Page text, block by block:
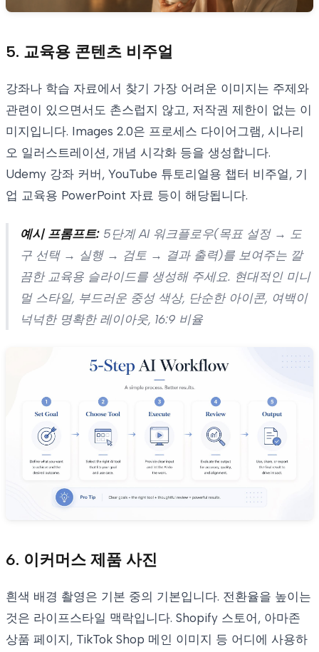
5. 교육용 콘텐츠 비주얼
강좌나 학습 자료에서 찾기 가장 어려운 이미지는 주제와
관련이 있으면서도 촌스럽지 않고, 저작권 제한이 없는 이
미지입니다. Images 2.0은 프로세스 다이어그램, 시나리
오 일러스트레이션, 개념 시각화 등을 생성합니다.
Udemy 강좌 커버, YouTube 튜토리얼용 챕터 비주얼, 기
업 교육용 PowerPoint 자료 등이 해당됩니다.
예시 프롬프트: 5단계 AI 워크플로우(목표 설정 → 도
구 선택 → 실행 → 검토 → 결과 출력)를 보여주는 깔
끔한 교육용 슬라이드를 생성해 주세요. 현대적인 미니
멀 스타일, 부드러운 중성 색상, 단순한 아이콘, 여백이
넉넉한 명확한 레이아웃, 16:9 비율
6. 이커머스 제품 사진
흰색 배경 촬영은 기본 중의 기본입니다. 전환율을 높이는
것은 라이프스타일 맥락입니다. Shopify 스토어, 아마존
상품 페이지, TikTok Shop 메인 이미지 등 어디에 사용하